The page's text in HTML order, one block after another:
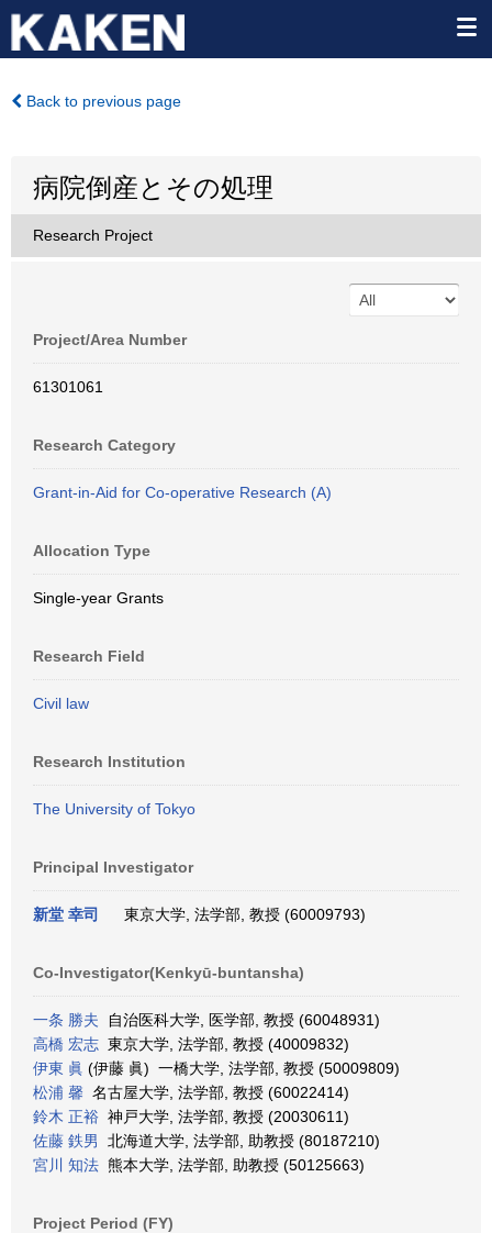
Back to previous page
病院倒産とその処理
Research Project
Project/Area Number
61301061
Research Category
Grant-in-Aid for Co-operative Research (A)
Allocation Type
Single-year Grants
Research Field
Civil law
Research Institution
The University of Tokyo
Principal Investigator
新堂 幸司 東京大学, 法学部, 教授 (60009793)
Co-Investigator(Kenkyū-buntansha)
一条 勝夫 自治医科大学, 医学部, 教授 (60048931)
高橋 宏志 東京大学, 法学部, 教授 (40009832)
伊東 眞 (伊藤 眞) 一橋大学, 法学部, 教授 (50009809)
松浦 馨 名古屋大学, 法学部, 教授 (60022414)
鈴木 正裕 神戸大学, 法学部, 教授 (20030611)
佐藤 鉄男
北海道大学, 法学部, 助教授 (80187210)
宮川 知法 熊本大学, 法学部, 助教授 (50125663)
Project Period (FY)